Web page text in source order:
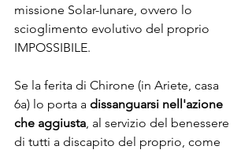
missione Solar-lunare, ovvero lo
scioglimento evolutivo del proprio
IMPOSSIBILE.
Se la ferita di Chirone (in Ariete, casa
6a) lo porta a dissanguarsi nell'azione
che aggiusta, al servizio del benessere
di tutti a discapito del proprio, come